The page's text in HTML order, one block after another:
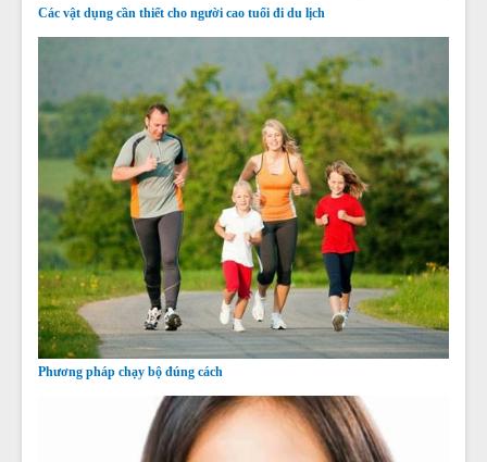
Các vật dụng cần thiết cho người cao tuổi đi du lịch
Phương pháp chạy bộ đúng cách